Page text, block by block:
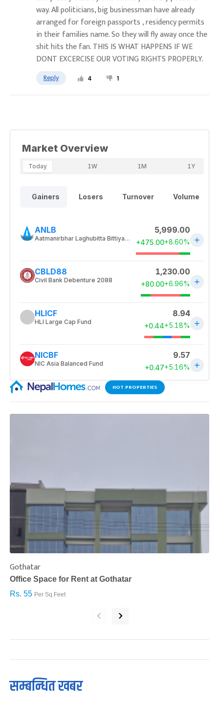
way. All politicians, big businessman have already
arranged for foreign passports , residency permits
in their families name. So they will fly away once the
shit hits the fan. THIS IS WHAT HAPPENS IF WE
DONT EXCERCISE OUR VOTING RIGHTS PROPERLY.
Reply 4 1
HOT PROPERTIES
Gothatar
Office Space for Rent at Gothatar
Rs. 55 Per Sq.Feet
‹ ›
सम्बन्धित खबर